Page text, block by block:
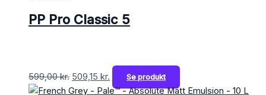
PP Pro Classic 5
599,00kr. 509,15 kr. Se produkt